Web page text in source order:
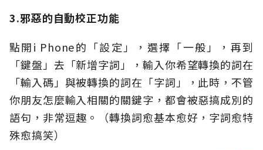
3.邪惡的自動校正功能
點開i Phone的「設定」，選擇「一般」，再到
「鍵盤」去「新增字詞」，輸入你希望轉換的詞在
「輸入碼」與被轉換的詞在「字詞」，此時，不管
你朋友怎麼輸入相關的關鍵字，都會被惡搞成別的
語句，非常逗趣。（轉換詞愈基本愈好，字詞愈特
殊愈搞笑）